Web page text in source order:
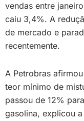
vendas entre
caiu 3,4%. A
de mercado e
recentemente.
A Petrobras
teor mínimo de
passou de 12%
gasolina, explicou